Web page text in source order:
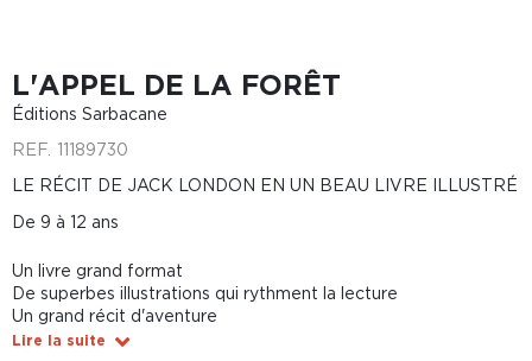
L'APPEL DE LA FORÊT
Éditions Sarbacane
REF. 11189730
LE RÉCIT DE JACK LONDON EN UN BEAU LIVRE ILLUSTRÉ
De 9 à 12 ans
Un livre grand format
De superbes illustrations qui rythment la lecture
Un grand récit d'aventure
Lire la suite